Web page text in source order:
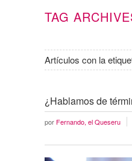
TAG
Artículos con la
¿Hablamos de
por Fernando, el Queseru